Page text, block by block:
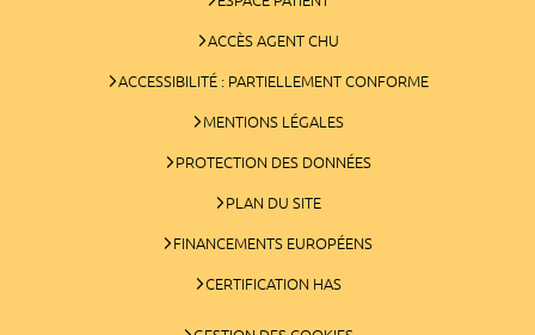
ACCÈS AGENT CHU
ACCESSIBILITÉ : PARTIELLEMENT CONFORME
MENTIONS LÉGALES
PROTECTION DES DONNÉES
PLAN DU SITE
FINANCEMENTS EUROPÉENS
CERTIFICATION HAS